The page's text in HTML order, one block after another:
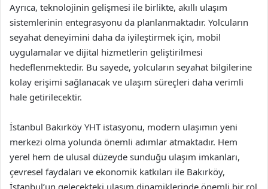
Ayrıca, teknolojinin gelişmesi ile birlikte, akıllı ulaşım
sistemlerinin entegrasyonu da planlanmaktadır. Yolcuların
seyahat deneyimini daha da iyileştirmek için, mobil
uygulamalar ve dijital hizmetlerin geliştirilmesi
hedeflenmektedir. Bu sayede, yolcuların seyahat bilgilerine
kolay erişimi sağlanacak ve ulaşım süreçleri daha verimli
hale getirilecektir.
İstanbul Bakırköy YHT istasyonu, modern ulaşımın yeni
merkezi olma yolunda önemli adımlar atmaktadır. Hem
yerel hem de ulusal düzeyde sunduğu ulaşım imkanları,
çevresel faydaları ve ekonomik katkıları ile Bakırköy,
İstanbul’un gelecekteki ulaşım dinamiklerinde önemli bir rol